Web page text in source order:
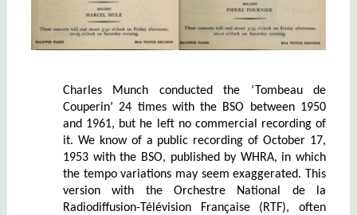
Charles Munch conducted the ‘Tombeau de
Couperin’ 24 times with the BSO between 1950
and 1961, but he left no commercial recording of
it. We know of a public recording of October 17,
1953 with the BSO, published by WHRA, in which
the tempo variations may seem exaggerated. This
version with the Orchestre National de la
Radiodiffusion-Télévision Française (RTF), often